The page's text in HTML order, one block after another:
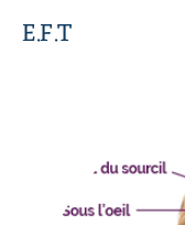
E.F.T